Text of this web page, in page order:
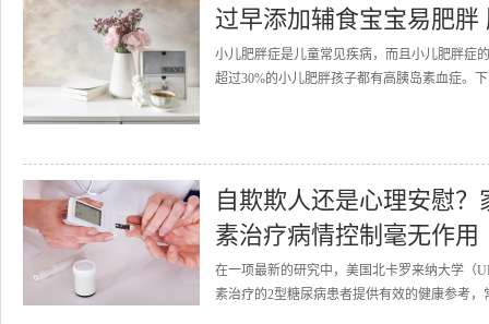
过早添加辅食宝宝易肥
小儿肥胖症是儿童常见疾病，而且小儿肥胖症
超过30%的小儿肥胖孩子都有高胰岛素血症。
自欺欺人还是心理安慰
素治疗病情控制毫无作用
在一项最新的研究中，美国北卡罗来纳大学（
素治疗的2型糖尿病患者提供有效的健康参考